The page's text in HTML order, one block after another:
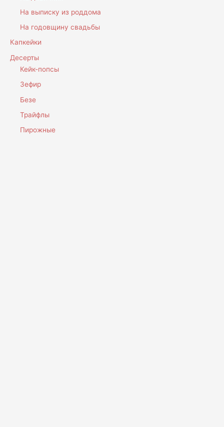
На выписку из роддома
На годовщину свадьбы
Капкейки
Десерты
Кейк-попсы
Зефир
Безе
Трайфлы
Пирожные